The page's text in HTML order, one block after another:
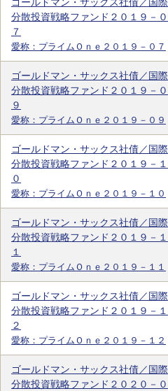
ゴールドマン・サックス社債／国際
分散投資戦略ファンド２０１９－０
７
愛称：プライムＯｎｅ２０１９－０７
ゴールドマン・サックス社債／国際
分散投資戦略ファンド２０１９－０
９
愛称：プライムＯｎｅ２０１９－０９
ゴールドマン・サックス社債／国際
分散投資戦略ファンド２０１９－１
０
愛称：プライムＯｎｅ２０１９－１０
ゴールドマン・サックス社債／国際
分散投資戦略ファンド２０１９－１
１
愛称：プライムＯｎｅ２０１９－１１
ゴールドマン・サックス社債／国際
分散投資戦略ファンド２０１９－１
２
愛称：プライムＯｎｅ２０１９－１２
ゴールドマン・サックス社債／国際
分散投資戦略ファンド２０２０－０